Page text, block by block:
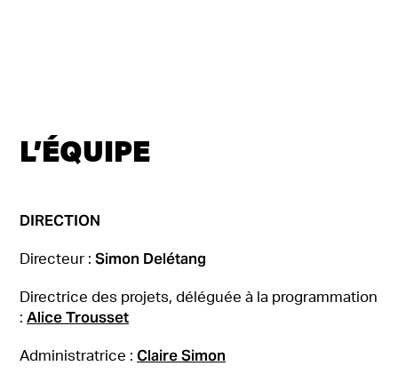
L’ÉQUIPE
DIRECTION
Directeur : Simon Delétang
Directrice des projets, déléguée à la programmation
: Alice Trousset
Administratrice : Claire Simon